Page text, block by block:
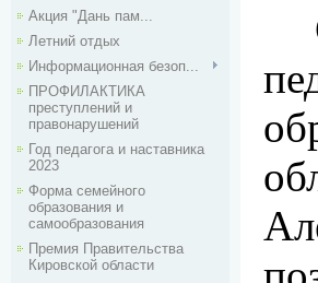
Акция "Дань пам...
Летний отдых
Информационная безоп...
ПРОФИЛАКТИКА
преступлений и
правонарушений
Год педагога и наставника
2023
Форма семейного
образования и
самообразования
Премия Правительства
Кировской области